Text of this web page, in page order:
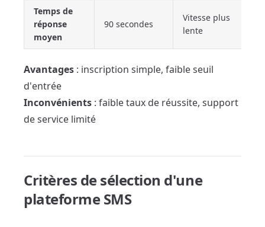
Temps de
réponse
moyen
90 secondes
Vitesse plus
lente
Avantages : inscription simple, faible seuil
d'entrée
Inconvénients : faible taux de réussite, support
de service limité
Critères de sélection d'une
plateforme SMS